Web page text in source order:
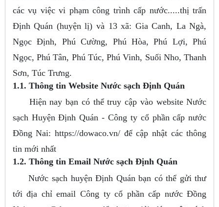
các vụ việc vi phạm công trình cấp nước.....thị trấn
Định Quán (huyện lị) và 13 xã: Gia Canh, La Ngà,
Ngọc Định, Phú Cường, Phú Hòa, Phú Lợi, Phú
Ngọc, Phú Tân, Phú Túc, Phú Vinh, Suối Nho, Thanh
Sơn, Túc Trưng.
1.1. Thông tin Website Nước sạch Định Quán
Hiện nay bạn có thể truy cập vào website Nước
sạch Huyện Định Quán - Công ty cổ phần cấp nước
Đồng Nai: https://dowaco.vn/ để cập nhật các thông
tin mới nhất
1.2. Thông tin Email Nước sạch Định Quán
Nước sạch huyện Định Quán bạn có thể gửi thư
tới địa chỉ email Công ty cổ phần cấp nước Đồng